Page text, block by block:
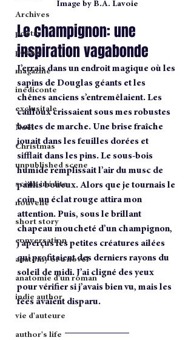
Archives
poetry
poesie
magazine
inédiconte
exclusitale
Noël
Christmas
unpublished scene
scène inédite
nouvelle
short story
conversation
anatomy of a novel
anatomie d'un roman
indie author
vie d'auteure
author's life
Image by B.A. Lavoie
Le champignon: une
inspiration vagabonde
J’errais dans un endroit magique où les
sapins de Douglas géants et les
chênes anciens s’entremêlaient. Les
cailloux crissaient sous mes robustes
bottes de marche. Une brise fraîche
jouait dans les feuilles dorées et
sifflait dans les pins. Le sous-bois
humide remplissait l’air du musc de
paillis boueux. Alors que je tournais le
coin, un éclat rouge attira mon
attention. Puis, sous le brillant
chapeau moucheté d’un champignon,
j’aperçus les petites créatures ailées
qui profitaient des derniers rayons du
soleil de midi. J’ai cligné des yeux
pour vérifier si j’avais bien vu, mais les
fées avaient disparu.